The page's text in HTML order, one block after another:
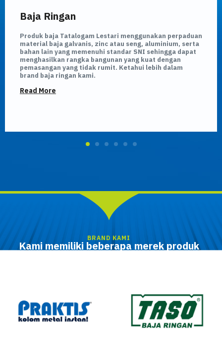
Baja Ringan
Produk baja Tatalogam Lestari menggunakan perpaduan
material baja galvanis, zinc atau seng, aluminium, serta
bahan lain yang memenuhi standar SNI sehingga dapat
menghasilkan rangka bangunan yang kuat dengan
pemasangan yang tidak rumit. Ketahui lebih dalam
brand baja ringan kami.
Read More
BRAND KAMI
Kami memiliki beberapa merek produk